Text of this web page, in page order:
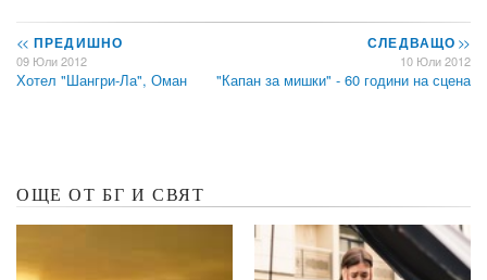
<< ПРЕДИШНО
09 Юли 2012
Хотел "Шангри-Ла", Оман
СЛЕДВАЩО>>
10 Юли 2012
"Капан за мишки" - 60 години на сцена
ОЩЕ ОТ БГ И СВЯТ